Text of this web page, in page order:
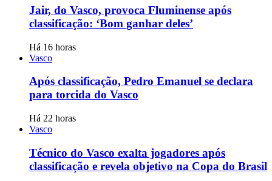
Jair, do Vasco, provoca Fluminense após
classificação: ‘Bom ganhar deles’
Há 16 horas
Vasco
Após classificação, Pedro Emanuel se declara
para torcida do Vasco
Há 22 horas
Vasco
Técnico do Vasco exalta jogadores após
classificação e revela objetivo na Copa do Brasil